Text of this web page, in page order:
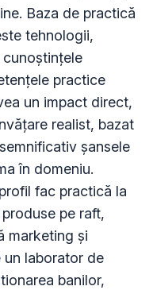
Baza de practică
tehnologii,
practice
un impact direct,
realist, bazat
șansele
în domeniu.
fac practică la
pe raft,
marketing și
un laborator de
banilor,